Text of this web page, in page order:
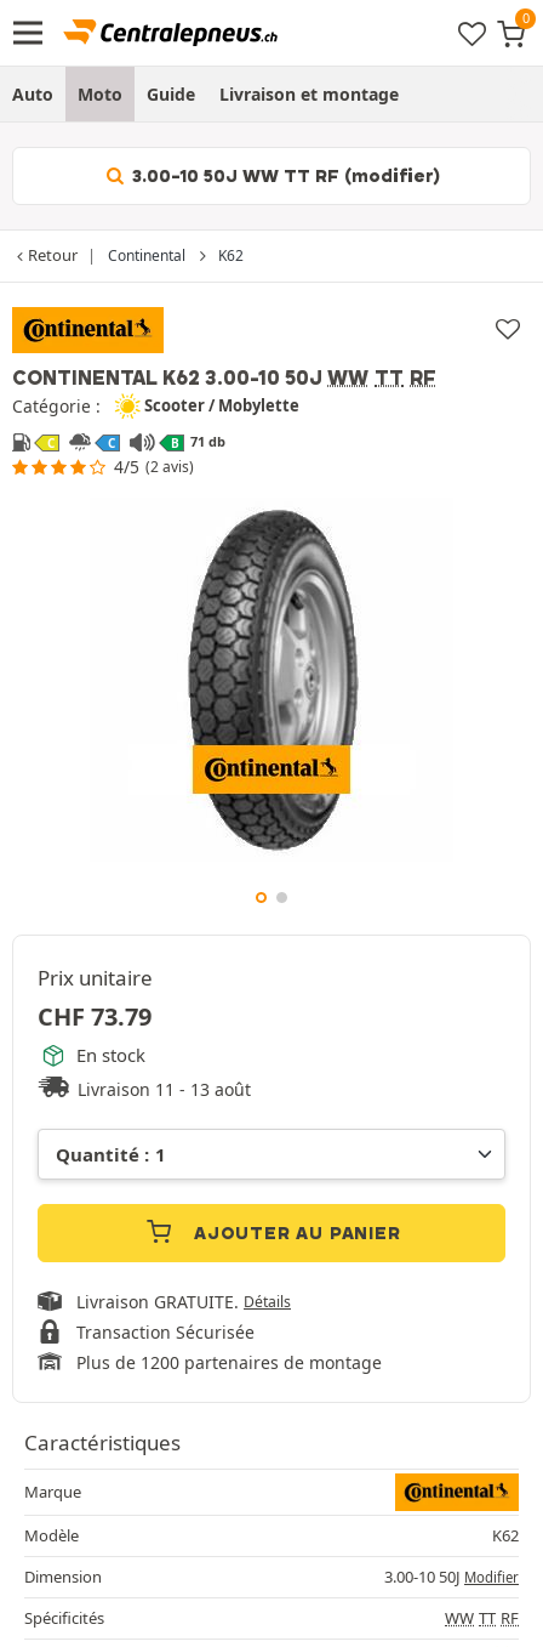
Auto Moto Guide Livraison et montage
3.00-10 50J WW TT RF (modifier)
Retour Continental K62
CONTINENTAL K62 3.00-10 50J WW TT RF
Catégorie : Scooter / Mobylette
C C B 71 db
4/5 (2 avis)
Prix unitaire
CHF 73.79
En stock
Livraison 11 - 13 août
AJOUTER AU PANIER
Livraison GRATUITE. Détails
Transaction Sécurisée
Plus de 1200 partenaires de montage
Caractéristiques
Marque
Modèle
K62
Dimension
3.00-10 50J Modifier
Spécificités WW TT RF